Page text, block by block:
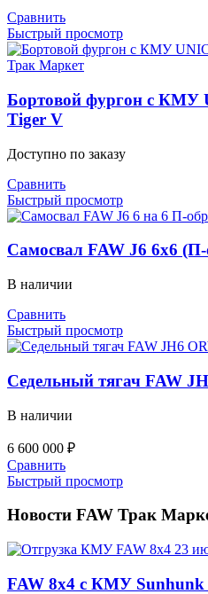
Сравнить
Быстрый просмотр
Бортовой фургон с КМУ
Tiger V
Доступно по заказу
Сравнить
Быстрый просмотр
Самосвал FAW J6 6х6
В наличии
Сравнить
Быстрый просмотр
Седельный тягач FAW
В наличии
6 600 000 ₽
Сравнить
Быстрый просмотр
Новости FAW Трак
FAW 8х4 с КМУ Sunhunk